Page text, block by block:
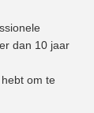
dan 10 jaar
om te